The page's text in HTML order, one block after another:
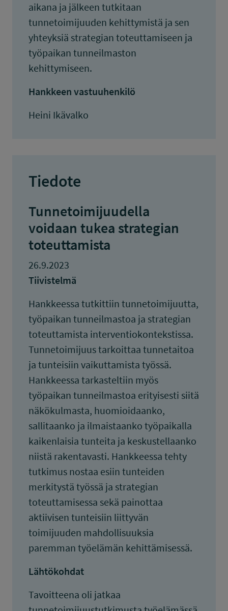
aikana ja jälkeen tutkitaan
tunnetoimijuuden kehittymistä ja sen
yhteyksiä strategian toteuttamiseen ja
työpaikan tunneilmaston
kehittymiseen.
Hankkeen vastuuhenkilö
Heini Ikävalko
Tiedote
Tunnetoimijuudella
voidaan tukea strategian
toteuttamista
26.9.2023
Tiivistelmä
Hankkeessa tutkittiin tunnetoimijuutta,
työpaikan tunneilmastoa ja strategian
toteuttamista interventiokontekstissa.
Tunnetoimijuus tarkoittaa tunnetaitoa
ja tunteisiin vaikuttamista työssä.
Hankkeessa tarkasteltiin myös
työpaikan tunneilmastoa erityisesti siitä
näkökulmasta, huomioidaanko,
sallitaanko ja ilmaistaanko työpaikalla
kaikenlaisia tunteita ja keskustellaanko
niistä rakentavasti. Hankkeessa tehty
tutkimus nostaa esiin tunteiden
merkitystä työssä ja strategian
toteuttamisessa sekä painottaa
aktiivisen tunteisiin liittyvän
toimijuuden mahdollisuuksia
paremman työelämän kehittämisessä.
Lähtökohdat
Tavoitteena oli jatkaa